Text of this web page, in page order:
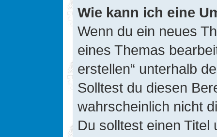
Wie kann ich eine
Wenn du ein neues
eines Themas
erstellen“ unterhalb
Solltest du diesen
wahrscheinlich nicht
Du solltest einen